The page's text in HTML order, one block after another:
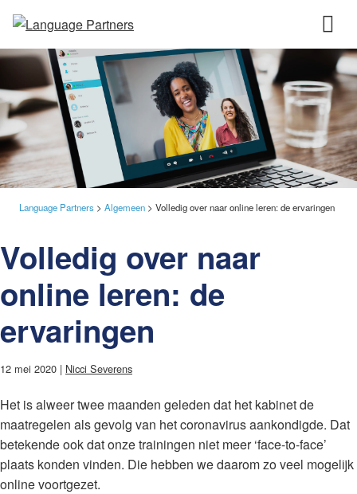
Language Partners > Algemeen > Volledig over naar online leren: de ervaringen
Volledig over naar
online leren: de
ervaringen
12 mei 2020 | Nicci Severens
Het is alweer twee maanden geleden dat het kabinet de
maatregelen als gevolg van het coronavirus aankondigde. Dat
betekende ook dat onze trainingen niet meer ‘face-to-face’
plaats konden vinden. Die hebben we daarom zo veel mogelijk
online voortgezet.